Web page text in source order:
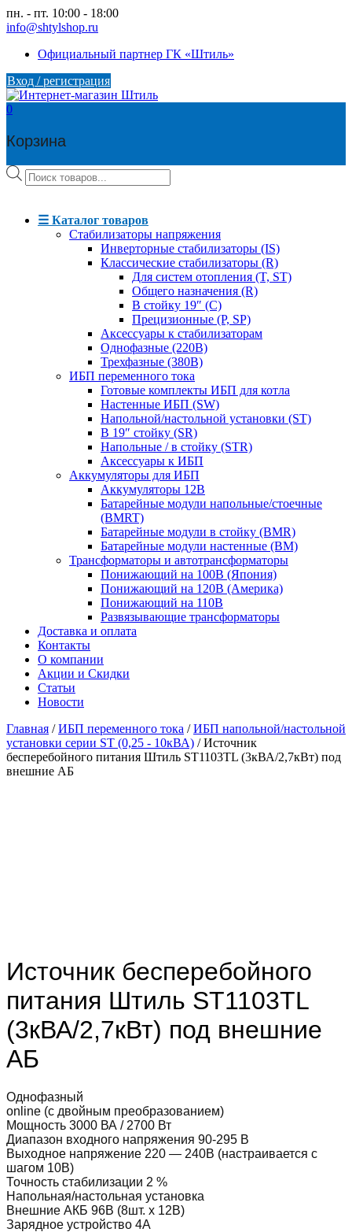
Skip
to
пн. - пт. 10:00 - 18:00
info@shtylshop.ru
Официальный партнер ГК «Штиль»
Вход / регистрация
0
Корзина
Поиск
товаров
☰ Каталог товаров
Стабилизаторы напряжения
Инверторные стабилизаторы (IS)
Классические стабилизаторы (R)
Для систем отопления (T, ST)
Общего назначения (R)
В стойку 19″ (C)
Прецизионные (P, SP)
Аксессуары к стабилизаторам
Однофазные (220В)
Трехфазные (380В)
ИБП переменного тока
Готовые комплекты ИБП для котла
Настенные ИБП (SW)
Напольной/настольной установки (ST)
В 19″ стойку (SR)
Напольные / в стойку (STR)
Аксессуары к ИБП
Аккумуляторы для ИБП
Аккумуляторы 12В
Батарейные модули напольные/стоечные
(BMRT)
Батарейные модули в стойку (BMR)
Батарейные модули настенные (BM)
Трансформаторы и автотрансформаторы
Понижающий на 100В (Япония)
Понижающий на 120В (Америка)
Понижающий на 110В
Развязывающие трансформаторы
Доставка и оплата
Контакты
О компании
Акции и Скидки
Статьи
Новости
Главная /ИБП переменного тока /ИБП напольной/настольной
установки серии ST (0,25 - 10кВА) / Источник
бесперебойного питания Штиль ST1103TL (3кВА/2,7кВт) под
внешние АБ
Источник бесперебойного
питания Штиль ST1103TL
(3кВА/2,7кВт) под внешние
АБ
Однофазный
online (с двойным преобразованием)
Мощность 3000 ВА / 2700 Вт
Диапазон входного напряжения 90-295 В
Выходное напряжение 220 — 240В (настраивается с
шагом 10В)
Точность стабилизации 2 %
Напольная/настольная установка
Внешние АКБ 96В (8шт. х 12В)
Зарядное устройство 4А